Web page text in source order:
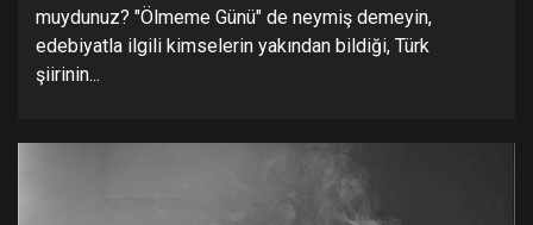
muydunuz? "Ölmeme Günü" de neymiş demeyin,
edebiyatla ilgili kimselerin yakından bildiği, Türk
şiirinin...